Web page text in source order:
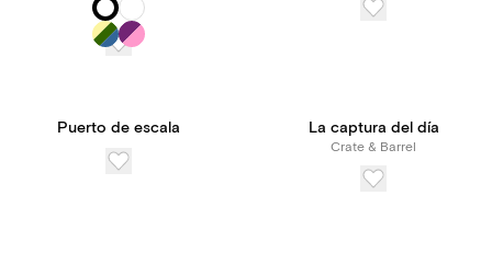
Puerto de escala La captura del día
Crate & Barrel